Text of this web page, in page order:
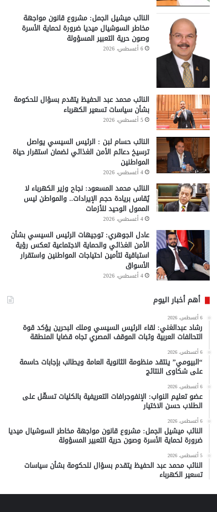
النائب ميشيل الجمل: مشروع قانون مواجهة
مخاطر السوشيال ميديا ضرورة لحماية الأسرة
وصون حرية التعبير المسؤولة
6 أغسطس، 2026
النائب محمد عبد الحفيظ يتقدم بسؤال للحكومة
بشأن سياسات تسعير الكهرباء
5 أغسطس، 2026
النائب حسام لبن : الرئيس السيسي يواصل
ترسيخ دعائم الأمن الغذائي لضمان استقرار حياة
المواطنين
4 أغسطس، 2026
النائب محمد المسعود: نجاح وزير الكهرباء لا
يُقاس بريادة حجم الإيرادات.. والمواطن ليس
الممول الوحيد للأزمات
4 أغسطس، 2026
عادل الجوهري: توجيهات الرئيس السيسي بشأن
الأمن الغذائي والحماية الاجتماعية تعكس رؤية
استباقية لتأمين احتياجات المواطنين واستقرار
الأسواق
4 أغسطس، 2026
أهم أخبار اليوم
6 أغسطس، 2026
رشاد عبدالغني: لقاء الرئيس السيسي وملك البحرين يؤكد قوة
التحالفات العربية وثبات الموقف المصري تجاه قضايا المنطقة
6 أغسطس، 2026
“البيومي” ينتقد منظومة الثانوية العامة ويطالب بإجابات حاسمة
على شكاوى النتائج
6 أغسطس، 2026
عضو تعليم النواب: الإنفوجرافات التعريفية بالكليات تسهّل على
الطلاب حسن الاختيار
6 أغسطس، 2026
النائب ميشيل الجمل: مشروع قانون مواجهة مخاطر السوشيال ميديا
ضرورة لحماية الأسرة وصون حرية التعبير المسؤولة
5 أغسطس، 2026
النائب محمد عبد الحفيظ يتقدم بسؤال للحكومة بشأن سياسات
تسعير الكهرباء